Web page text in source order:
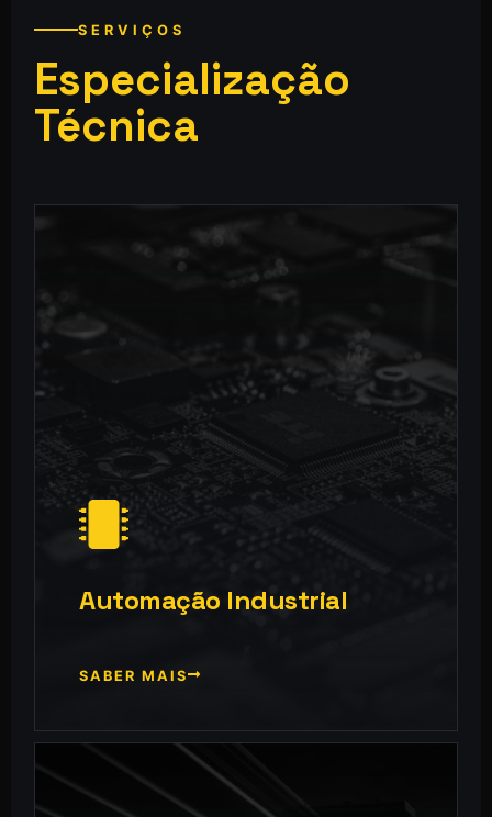
SERVIÇOS
Especialização
Técnica
Automação Industrial
SABER MAIS